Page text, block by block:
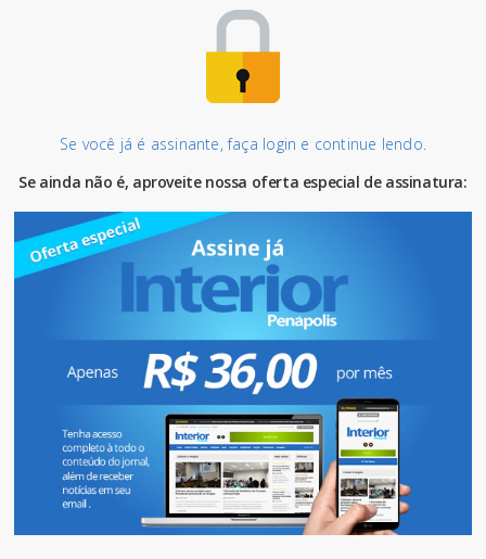
Se você já é assinante, faça login e continue lendo.
Se ainda não é, aproveite nossa oferta especial de assinatura: